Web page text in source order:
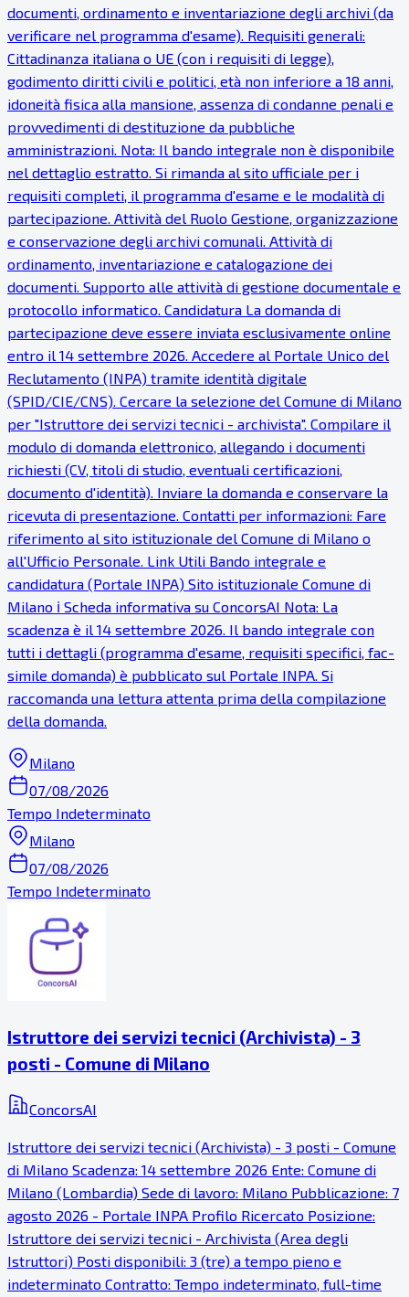
documenti, ordinamento e inventariazione degli archivi (da
verificare nel programma d'esame). Requisiti generali:
Cittadinanza italiana o UE (con i requisiti di legge),
godimento diritti civili e politici, età non inferiore a 18 anni,
idoneità fisica alla mansione, assenza di condanne penali e
provvedimenti di destituzione da pubbliche
amministrazioni. Nota: Il bando integrale non è disponibile
nel dettaglio estratto. Si rimanda al sito ufficiale per i
requisiti completi, il programma d'esame e le modalità di
partecipazione. Attività del Ruolo Gestione, organizzazione
e conservazione degli archivi comunali. Attività di
ordinamento, inventariazione e catalogazione dei
documenti. Supporto alle attività di gestione documentale e
protocollo informatico. Candidatura La domanda di
partecipazione deve essere inviata esclusivamente online
entro il 14 settembre 2026. Accedere al Portale Unico del
Reclutamento (INPA) tramite identità digitale
(SPID/CIE/CNS). Cercare la selezione del Comune di Milano
per "Istruttore dei servizi tecnici - archivista". Compilare il
modulo di domanda elettronico, allegando i documenti
richiesti (CV, titoli di studio, eventuali certificazioni,
documento d'identità). Inviare la domanda e conservare la
ricevuta di presentazione. Contatti per informazioni: Fare
riferimento al sito istituzionale del Comune di Milano o
all'Ufficio Personale. Link Utili Bando integrale e
candidatura (Portale INPA) Sito istituzionale Comune di
Milano ℹ Scheda informativa su ConcorsAI Nota: La
scadenza è il 14 settembre 2026. Il bando integrale con
tutti i dettagli (programma d'esame, requisiti specifici, fac-
simile domanda) è pubblicato sul Portale INPA. Si
raccomanda una lettura attenta prima della compilazione
della domanda.
Milano
07/08/2026
Tempo Indeterminato
Milano
07/08/2026
Tempo Indeterminato
Istruttore dei servizi tecnici (Archivista) - 3
posti - Comune di Milano
ConcorsAI
Istruttore dei servizi tecnici (Archivista) - 3 posti - Comune
di Milano Scadenza: 14 settembre 2026 Ente: Comune di
Milano (Lombardia) Sede di lavoro: Milano Pubblicazione: 7
agosto 2026 - Portale INPA Profilo Ricercato Posizione:
Istruttore dei servizi tecnici - Archivista (Area degli
Istruttori) Posti disponibili: 3 (tre) a tempo pieno e
indeterminato Contratto: Tempo indeterminato, full-time